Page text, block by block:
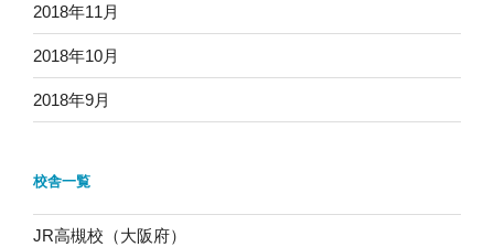
2018年11月
2018年10月
2018年9月
校舎一覧
JR高槻校（大阪府）